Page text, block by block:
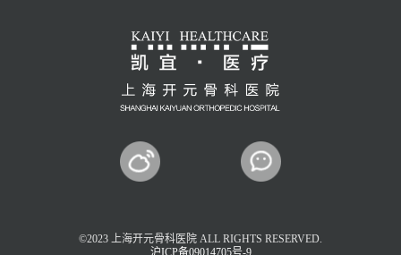
©2023 上海开元骨科医院 ALL RIGHTS RESERVED.
沪ICP备09014705号-9